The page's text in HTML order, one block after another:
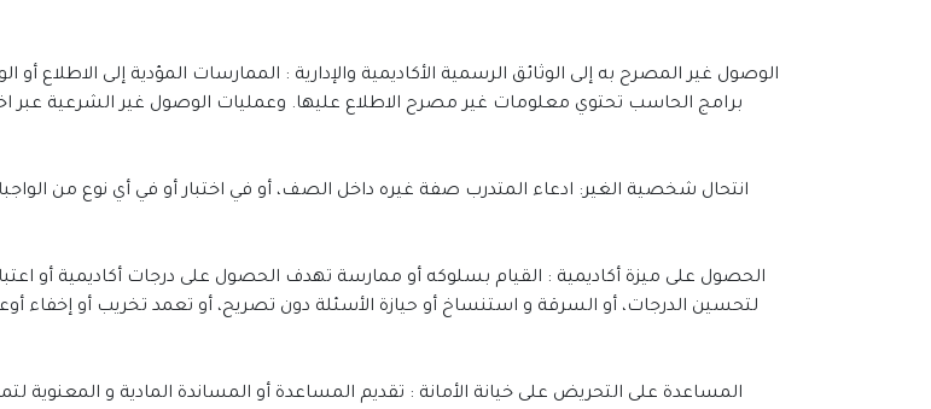
برامج الحاسب تحتوي معلومات غير مصرح الاطلاع عليها. وعمليات الوصول غير الشرعية عبر
لتحسين الدرجات، أو السرقة و استنساخ أو حيازة الأسئلة دون تصريح، أو تعمد تخريب أو إخفاء